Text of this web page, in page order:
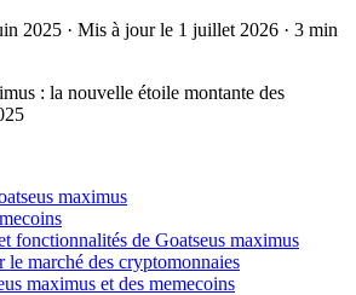
2025 · Mis à jour le 1 juillet 2026 · 3 min
maximus
fonctionnalités de Goatseus maximus
marché des cryptomonnaies
maximus et des memecoins